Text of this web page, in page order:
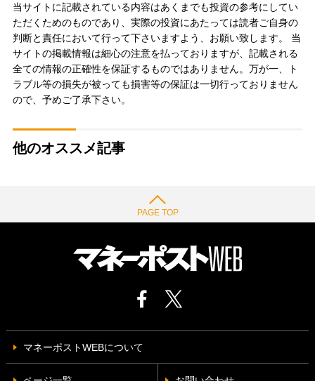
当サイトに記載されている内容はあくまでも投資の参考にしてい
ただくためのものであり、実際の投資にあたっては読者ご自身の
判断と責任において行って下さいますよう、お願い致します。 当
サイトの掲載情報は細心の注意を払っておりますが、記載される
全ての情報の正確性を保証するものではありません。万が一、ト
ラブル等の損失が被っても損害等の保証は一切行っておりません
ので、予めご了承下さい。
他のオススメ記事
PAGE TOP
マネーポストWEBについて